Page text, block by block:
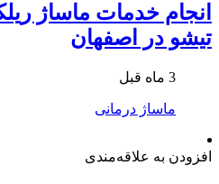
انجام خدمات ماساژ
تیشو در اصفهان
3 ماه قبل
ماساژ درمانی
افزودن به علاقه‌مندی